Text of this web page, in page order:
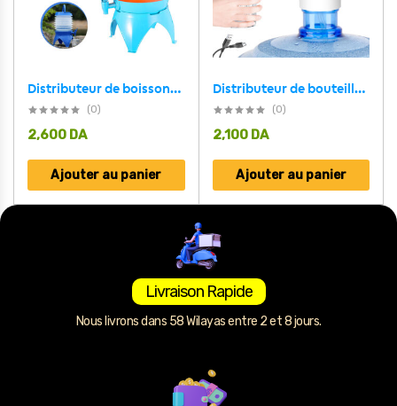
Distributeur de boissons 3.5L pliable et Portable avec poignée de transport
(0)
2,600 DA
Ajouter au panier
Distributeur de bouteilles d’eau Rechargeable USB Distributeur Automatique
(0)
2,100 DA
Ajouter au panier
Livraison Rapide
Nous livrons dans 58 Wilayas entre 2 et 8 jours.